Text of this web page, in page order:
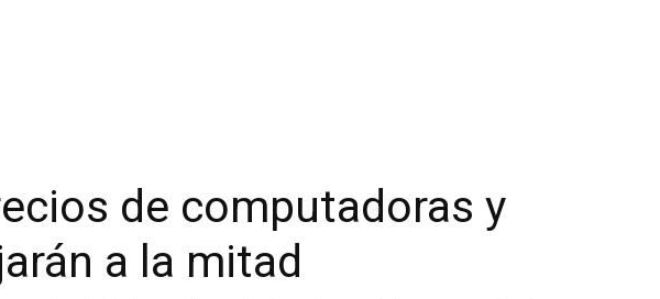
de computadoras y
a la mitad